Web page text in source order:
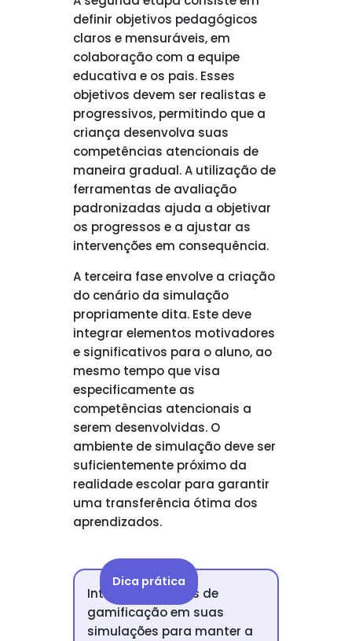
definir objetivos pedagógicos
claros e mensuráveis, em
colaboração com a equipe
educativa e os pais. Esses
objetivos devem ser realistas e
progressivos, permitindo que a
criança desenvolva suas
competências atencionais de
maneira gradual. A utilização de
ferramentas de avaliação
padronizadas ajuda a objetivar
os progressos e a ajustar as
intervenções em consequência.
A terceira fase envolve a criação
do cenário da simulação
propriamente dita. Este deve
integrar elementos motivadores
e significativos para o aluno, ao
mesmo tempo que visa
especificamente as
competências atencionais a
serem desenvolvidas. O
ambiente de simulação deve ser
suficientemente próximo da
realidade escolar para garantir
uma transferência ótima dos
aprendizados.
Dica prática
Integre elementos de
gamificação em suas
simulações para manter a